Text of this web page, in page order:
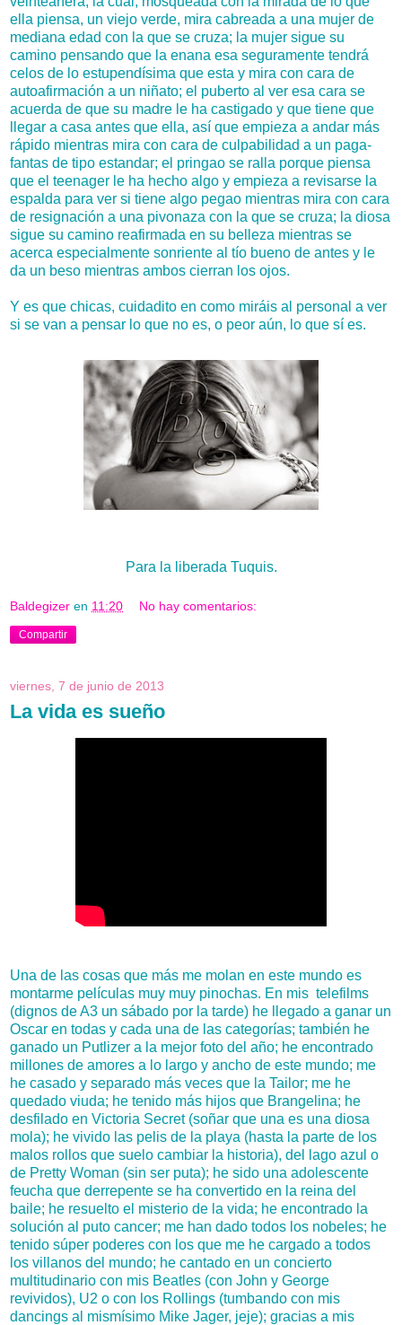
ella piensa, un viejo verde, mira cabreada a una mujer de
mediana edad con la que se cruza; la mujer sigue su
camino pensando que la enana esa seguramente tendrá
celos de lo estupendísima que esta y mira con cara de
autoafirmación a un niñato; el puberto al ver esa cara se
acuerda de que su madre le ha castigado y que tiene que
llegar a casa antes que ella, así que empieza a andar más
rápido mientras mira con cara de culpabilidad a un paga-
fantas de tipo estandar; el pringao se ralla porque piensa
que el teenager le ha hecho algo y empieza a revisarse la
espalda para ver si tiene algo pegao mientras mira con cara
de resignación a una pivonaza con la que se cruza; la diosa
sigue su camino reafirmada en su belleza mientras se
acerca especialmente sonriente al tío bueno de antes y le
da un beso mientras ambos cierran los ojos.
Y es que chicas, cuidadito en como miráis al personal a ver
si se van a pensar lo que no es, o peor aún, lo que sí es.
Para la liberada Tuquis.
Baldegizer en 11:20 No hay comentarios:
Compartir
viernes, 7 de junio de 2013
La vida es sueño
Una de las cosas que más me molan en este mundo es
montarme películas muy muy pinochas. En mis telefilms
(dignos de A3 un sábado por la tarde) he llegado a ganar un
Oscar en todas y cada una de las categorías; también he
ganado un Putlizer a la mejor foto del año; he encontrado
millones de amores a lo largo y ancho de este mundo; me
he casado y separado más veces que la Tailor; me he
quedado viuda; he tenido más hijos que Brangelina; he
desfilado en Victoria Secret (soñar que una es una diosa
mola); he vivido las pelis de la playa (hasta la parte de los
malos rollos que suelo cambiar la historia), del lago azul o
de Pretty Woman (sin ser puta); he sido una adolescente
feucha que derrepente se ha convertido en la reina del
baile; he resuelto el misterio de la vida; he encontrado la
solución al puto cancer; me han dado todos los nobeles; he
tenido súper poderes con los que me he cargado a todos
los villanos del mundo; he cantado en un concierto
multitudinario con mis Beatles (con John y George
revividos), U2 o con los Rollings (tumbando con mis
dancings al mismísimo Mike Jager, jeje); gracias a mis